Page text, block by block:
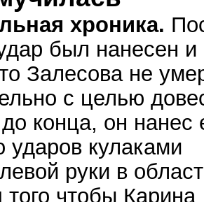
хроника.
был нанесен и
Залесова не
с целью
конца, он нанес
ударов кулаками
руки в
чтобы Карина